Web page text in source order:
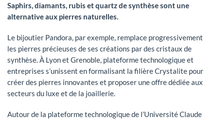
Saphirs, diamants, rubis et quartz de synthèse sont une
alternative aux pierres naturelles.
Le bijoutier Pandora, par exemple, remplace progressivement
les pierres précieuses de ses créations par des cristaux de
synthèse. À Lyon et Grenoble, plateforme technologique et
entreprises s’unissent en formalisant la filière Crystalite pour
créer des pierres innovantes et proposer une offre dédiée aux
secteurs du luxe et de la joaillerie.
Autour de la plateforme technologique de l’Université Claude